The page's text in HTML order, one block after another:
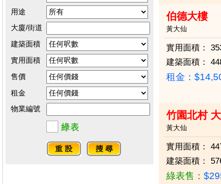
用途
大廈/街道
建築面積
實用面積
售價
租金
物業編號
伯德大樓
黃大仙
實用面積：
建築面積：
租金：
竹園北村
黃大仙
實用面積：
建築面積：
綠表售：